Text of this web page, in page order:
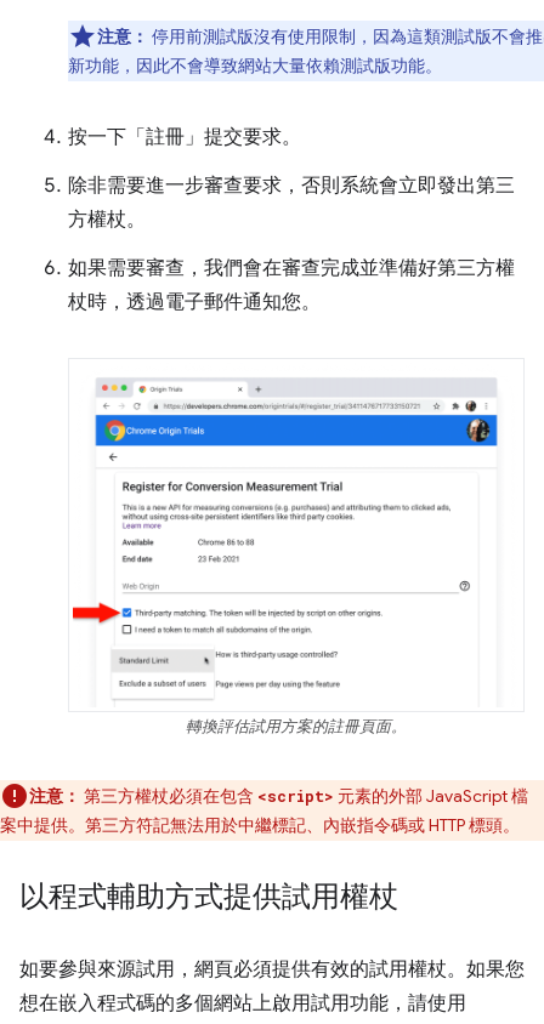
注意： 停用前測試版沒有使用限制，因為這類測試版不會
新功能，因此不會導致網站大量依賴測試版功能。
按一下「註冊」 提交要求。
除非需要進一步審查要求，否則系統會立即發出第三
方權杖。
如果需要審查，我們會在審查完成並準備好第三方權
杖時，透過電子郵件通知您。
轉換評估試用方案的註冊頁面。
注意： 第三方權杖必須在包含 <script> 元素的外部 JavaScript 檔
案中提供。第三方符記無法用於中繼標記、內嵌指令碼或 HTTP 標頭。
以程式輔助方式提供試用權杖
如要參與來源試用，網頁必須提供有效的試用權杖。如果您
想在嵌入程式碼的多個網站上啟用試用功能，請使用